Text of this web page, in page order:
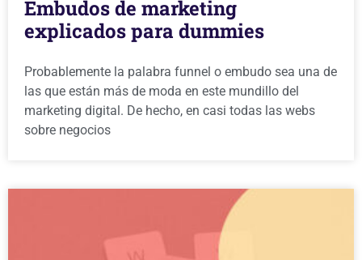
Embudos de marketing
explicados para dummies
Probablemente la palabra funnel o embudo sea una de
las que están más de moda en este mundillo del
marketing digital. De hecho, en casi todas las webs
sobre negocios